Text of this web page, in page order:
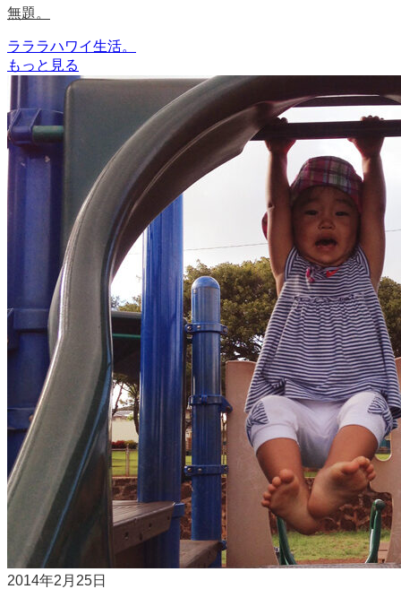
無題。
ラララハワイ生活。
もっと見る
2014年2月25日